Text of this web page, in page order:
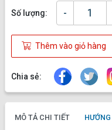
Số lượng: -
Thêm vào giỏ hàng
Chia sẻ:
MÔ TẢ CHI TIẾT